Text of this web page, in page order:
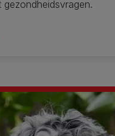
gezondheidsvragen.